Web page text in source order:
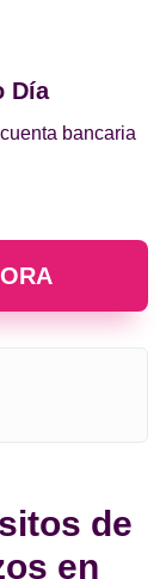
Día
bancaria
de
en